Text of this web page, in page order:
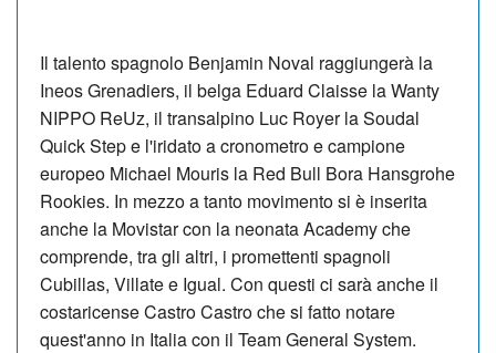
Il talento spagnolo Benjamin Noval raggiungerà la
Ineos Grenadiers, il belga Eduard Claisse la Wanty
NIPPO ReUz, il transalpino Luc Royer la Soudal
Quick Step e l'iridato a cronometro e campione
europeo Michael Mouris la Red Bull Bora Hansgrohe
Rookies. In mezzo a tanto movimento si è inserita
anche la Movistar con la neonata Academy che
comprende, tra gli altri, i promettenti spagnoli
Cubillas, Villate e Igual. Con questi ci sarà anche il
costaricense Castro Castro che si fatto notare
quest'anno in Italia con il Team General System.